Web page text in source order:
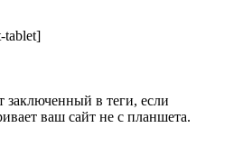
tablet]
заключенный в теги, если
ваш сайт не с планшета.